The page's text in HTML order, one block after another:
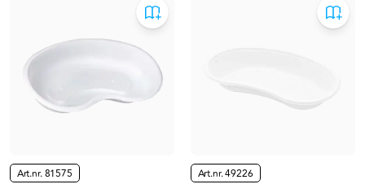
Art.nr.81575 Art.nr.49226